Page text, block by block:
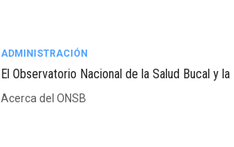
ADMINISTRACIÓN
El Observatorio Nacional de la Salud Bucal y
Acerca del ONSB